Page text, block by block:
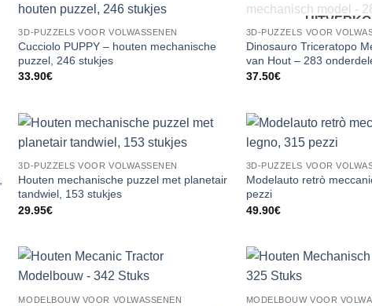
3D-PUZZELS VOOR VOLWASSENEN
Cucciolo PUPPY – houten mechanische
puzzel, 246 stukjes
33.90€
3D-PUZZELS VOOR
Dinosauro Triceratopo
van Hout – 283
37.50€
3D-PUZZELS VOOR VOLWASSENEN
Houten mechanische puzzel met planetair
tandwiel, 153 stukjes
29.95€
3D-PUZZELS VOOR
Modelauto retrò
pezzi
49.90€
MODELBOUW VOOR VOLWASSENEN MODELBOUW VOOR